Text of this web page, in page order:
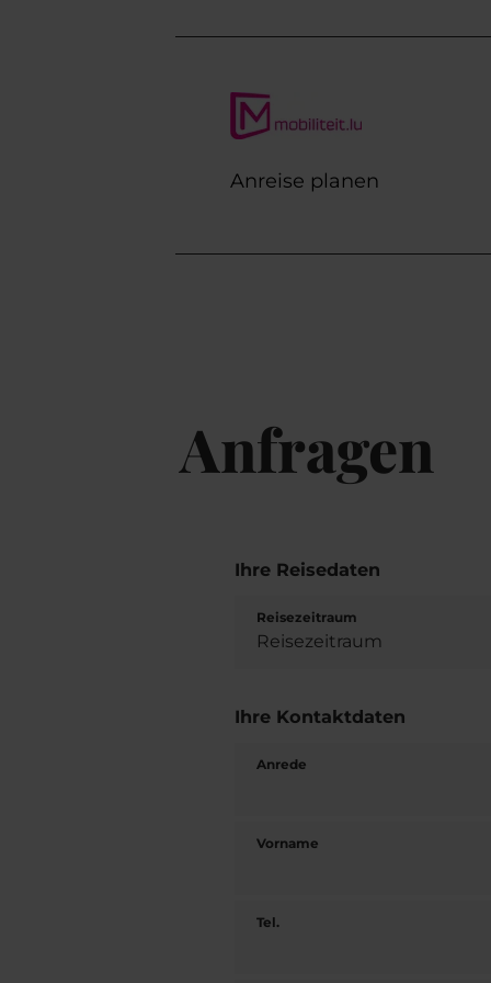
Anreise planen
Anfragen
Ihre Reisedaten
Reisezeitraum
Ihre Kontaktdaten
Anrede
Vorname
Tel.